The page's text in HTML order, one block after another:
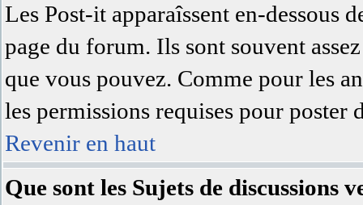
Les Post-it apparaîssent en-dessous
page du forum. Ils sont souvent
que vous pouvez. Comme pour les
les permissions requises pour poster
Revenir en haut
Que sont les Sujets de discussions